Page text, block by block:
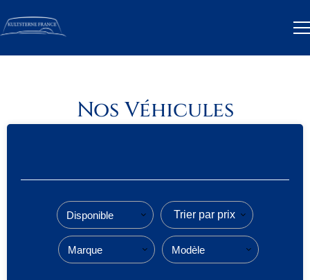
Nos Véhicules
Trier par prix